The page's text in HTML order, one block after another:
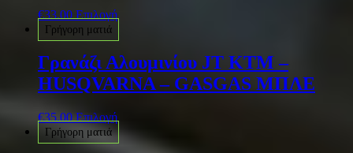
€33.00 Επιλογή
Γρήγορη ματιά
Γρανάζι Αλουμινίου JT KTM –
HUSQVARNA – GASGAS ΜΠΛΕ
€35.00 Επιλογή
Γρήγορη ματιά